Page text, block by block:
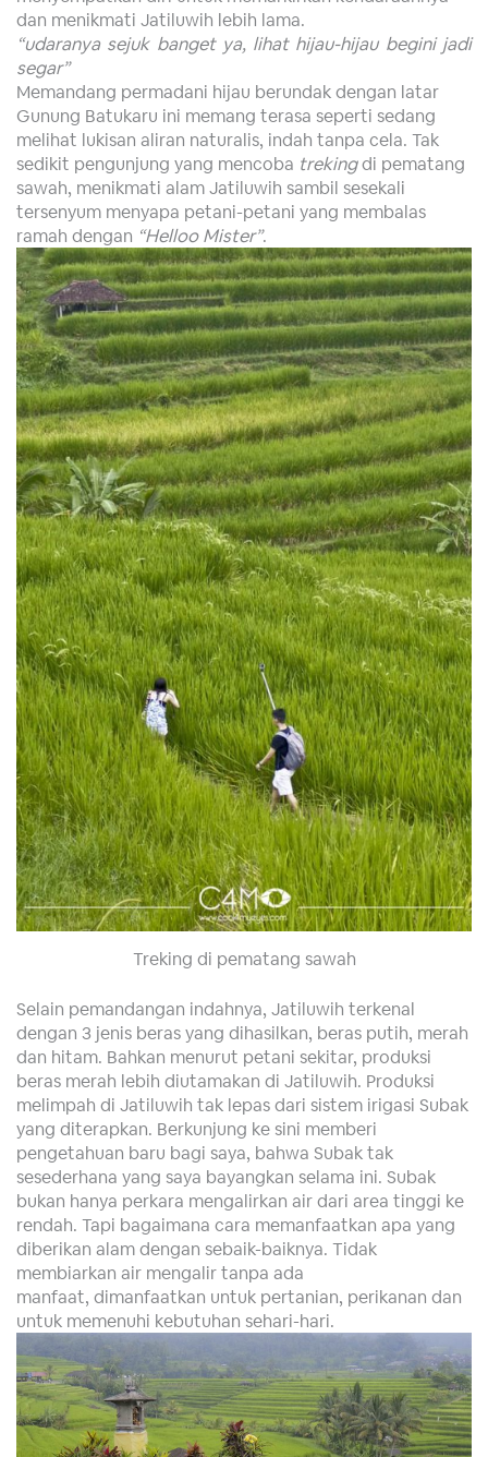
dan menikmati Jatiluwih lebih lama.
“udaranya sejuk banget ya, lihat hijau-hijau begini jadi
segar”
Memandang permadani hijau berundak dengan latar
Gunung Batukaru ini memang terasa seperti sedang
melihat lukisan aliran naturalis, indah tanpa cela. Tak
sedikit pengunjung yang mencoba trekingdi pematang
sawah, menikmati alam Jatiluwih sambil sesekali
tersenyum menyapa petani-petani yang membalas
ramah dengan “Helloo Mister”.
Treking di pematang sawah
Selain pemandangan indahnya, Jatiluwih terkenal
dengan 3 jenis beras yang dihasilkan, beras putih, merah
dan hitam. Bahkan menurut petani sekitar, produksi
beras merah lebih diutamakan di Jatiluwih. Produksi
melimpah di Jatiluwih tak lepas dari sistem irigasi Subak
yang diterapkan. Berkunjung ke sini memberi
pengetahuan baru bagi saya, bahwa Subak tak
sesederhana yang saya bayangkan selama ini. Subak
bukan hanya perkara mengalirkan air dari area tinggi ke
rendah. Tapi bagaimana cara memanfaatkan apa yang
diberikan alam dengan sebaik-baiknya. Tidak
membiarkan air mengalir tanpa ada
manfaat, dimanfaatkan untuk pertanian, perikanan dan
untuk memenuhi kebutuhan sehari-hari.